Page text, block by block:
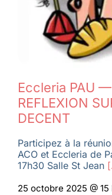
Eccleria PAU —
REFLEXION
DECENT
Participez à la
ACO et Eccleria de
17h30 Salle St Jean
25 octobre 2025 @ 15